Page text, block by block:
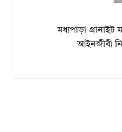
মধ্যপাড়া গ্রানাইট
আইনজীবী